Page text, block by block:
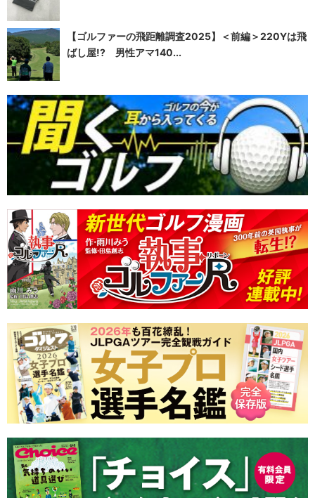
【ゴルファーの飛距離調査2025】＜前編＞220Yは飛
ばし屋!? 男性アマ140...